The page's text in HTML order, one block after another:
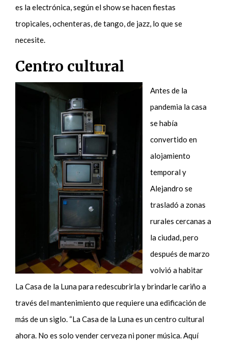
es la electrónica, según el show se hacen fiestas
tropicales, ochenteras, de tango, de jazz, lo que se
necesite.
Centro cultural
Antes de la
pandemia la casa
se había
convertido en
alojamiento
temporal y
Alejandro se
trasladó a zonas
rurales cercanas a
la ciudad, pero
después de marzo
volvió a habitar
La Casa de la Luna para redescubrirla y brindarle cariño a
través del mantenimiento que requiere una edificación de
más de un siglo. “La Casa de la Luna es un centro cultural
ahora. No es solo vender cerveza ni poner música. Aquí